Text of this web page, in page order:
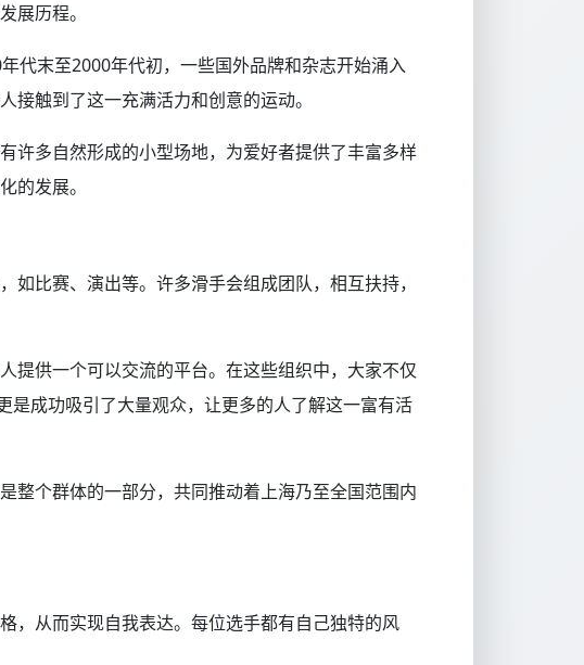
展历程。
代末至2000年代初，一些国外品牌和杂志开始涌入
触到了这一充满活力和创意的运动。
许多自然形成的小型场地，为爱好者提供了丰富多样
的发展。
比赛、演出等。许多滑手会组成团队，相互扶持，
提供一个可以交流的平台。在这些组织中，大家不仅
是成功吸引了大量观众，让更多的人了解这一富有活
整个群体的一部分，共同推动着上海乃至全国范围内
，从而实现自我表达。每位选手都有自己独特的风